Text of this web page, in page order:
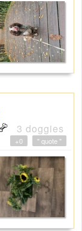
3 doggies
" quote "
+0